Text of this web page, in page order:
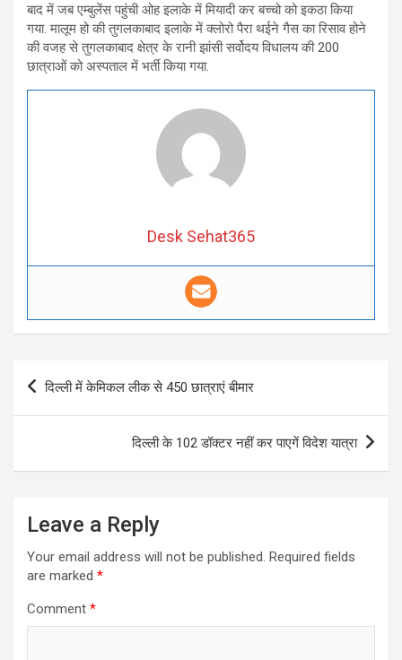
बाद में जब एम्बुलेंस पहुंची ओह इलाके में मियादी कर बच्चो को इकठा किया
गया. मालूम हो की तुगलकाबाद इलाके में क्लोरो पैरा थईने गैस का रिसाव होने
की वजह से तुगलकाबाद क्षेत्र के रानी झांसी सर्वोदय विधालय की 200
छात्राओं को अस्पताल में भर्ती किया गया.
Desk Sehat365
Post
navigation
दिल्ली में केमिकल लीक से 450 छात्राएं बीमार
दिल्ली के 102 डॉक्टर नहीं कर पाएगें विदेश यात्रा
Leave a Reply
Your email address will not be published. Required fields
are marked *
Comment *